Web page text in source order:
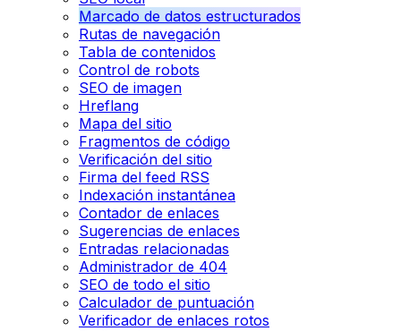
Marcado de datos estructurados
Rutas de navegación
Tabla de contenidos
Control de robots
SEO de imagen
Hreflang
Mapa del sitio
Fragmentos de código
Verificación del sitio
Firma del feed RSS
Indexación instantánea
Contador de enlaces
Sugerencias de enlaces
Entradas relacionadas
Administrador de 404
SEO de todo el sitio
Calculador de puntuación
Verificador de enlaces rotos